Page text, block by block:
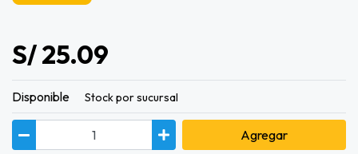
S/ 25.09
Disponible Stock por sucursal
Agregar